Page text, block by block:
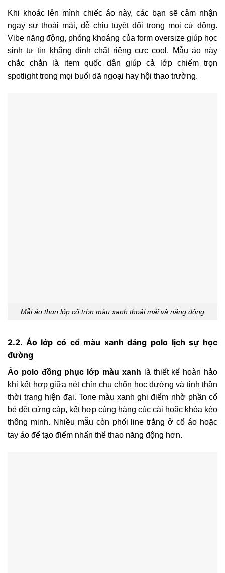
Khi khoác lên mình chiếc áo này, các bạn sẽ cảm nhận
ngay sự thoải mái, dễ chịu tuyệt đối trong mọi cử động.
Vibe năng động, phóng khoáng của form oversize giúp học
sinh tự tin khẳng định chất riêng cực cool. Mẫu áo này
chắc chắn là item quốc dân giúp cả lớp chiếm trọn
spotlight trong mọi buổi dã ngoại hay hội thao trường.
Mẫi áo thun lớp cổ tròn màu xanh thoải mái và năng động
2.2. Áo lớp có cổ màu xanh dáng polo lịch sự học
đường
Áo polo đồng phục lớp màu xanh là thiết kế hoàn hảo
khi kết hợp giữa nét chỉn chu chốn học đường và tinh thần
thời trang hiện đại. Tone màu xanh ghi điểm nhờ phần cổ
bẻ dệt cứng cáp, kết hợp cùng hàng cúc cài hoặc khóa kéo
thông minh. Nhiều mẫu còn phối line trắng ở cổ áo hoặc
tay áo để tạo điểm nhấn thể thao năng động hơn.